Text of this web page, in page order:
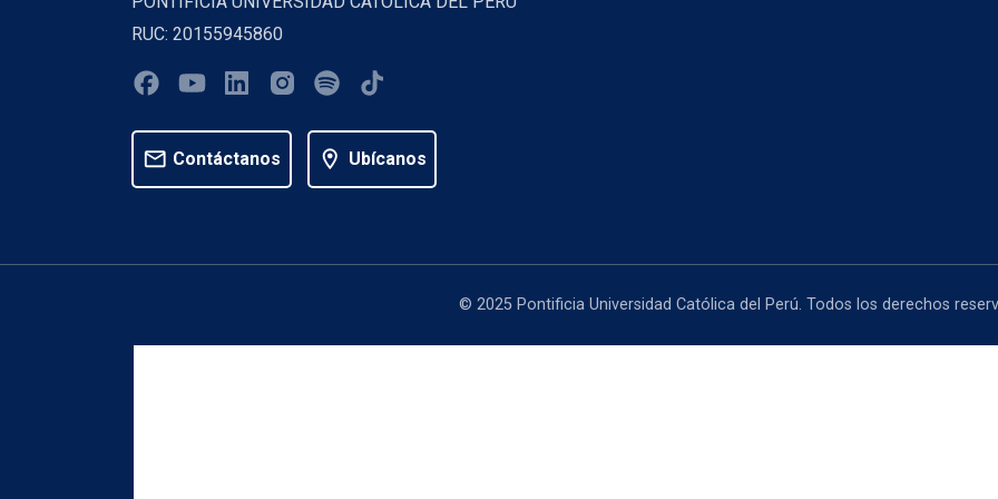
RUC: 20155945860
mail Contáctanos location_on Ubícanos
© 2025 Pontificia Universidad Católica del Perú. Todos los derechos